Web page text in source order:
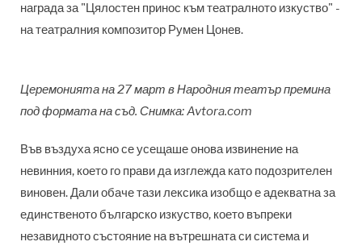
награда за "Цялостен принос към театралното изкуство" -
на театралния композитор Румен Цонев.
Церемонията на 27 март в Народния театър премина
под формата на съд. Снимка: Avtora.com
Във въздуха ясно се усещаше онова извинение на
невинния, което го прави да изглежда като подозрителен
виновен. Дали обаче тази лексика изобщо е адекватна за
единственото българско изкуство, което въпреки
незавидното състояние на вътрешната си система и